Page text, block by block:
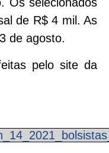
de R$ 4 mil. As
de agosto.
pelo site da